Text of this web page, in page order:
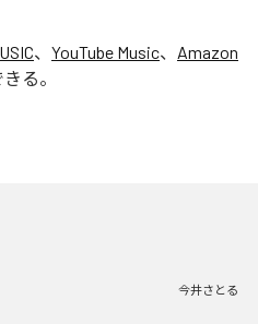
、 YouTube Music、 Amazon
る。
今井さとる